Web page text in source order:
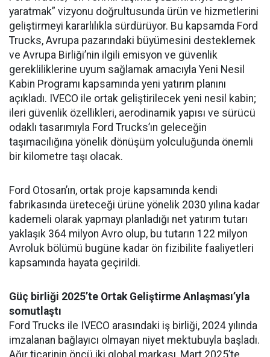
yaratmak” vizyonu doğrultusunda ürün ve hizmetlerini
geliştirmeyi kararlılıkla sürdürüyor. Bu kapsamda Ford
Trucks, Avrupa pazarındaki büyümesini desteklemek
ve Avrupa Birliği’nin ilgili emisyon ve güvenlik
gerekliliklerine uyum sağlamak amacıyla Yeni Nesil
Kabin Programı kapsamında yeni yatırım planını
açıkladı. IVECO ile ortak geliştirilecek yeni nesil kabin;
ileri güvenlik özellikleri, aerodinamik yapısı ve sürücü
odaklı tasarımıyla Ford Trucks’ın geleceğin
taşımacılığına yönelik dönüşüm yolculuğunda önemli
bir kilometre taşı olacak.
Ford Otosan’ın, ortak proje kapsamında kendi
fabrikasında üreteceği ürüne yönelik 2030 yılına kadar
kademeli olarak yapmayı planladığı net yatırım tutarı
yaklaşık 364 milyon Avro olup, bu tutarın 122 milyon
Avroluk bölümü bugüne kadar ön fizibilite faaliyetleri
kapsamında hayata geçirildi.
Güç birliği 2025’te Ortak Geliştirme Anlaşması’yla
somutlaştı
Ford Trucks ile IVECO arasındaki iş birliği, 2024 yılında
imzalanan bağlayıcı olmayan niyet mektubuyla başladı.
Ağır ticarinin öncü iki global markası, Mart 2025’te